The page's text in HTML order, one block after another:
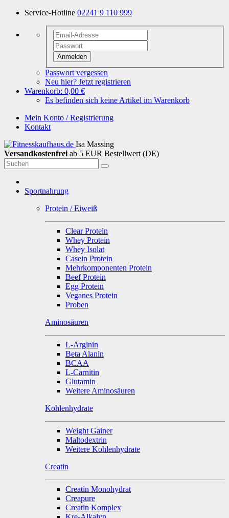
Service-Hotline 02241 9 110 999
Anmelden
Passwort vergessen
Neu hier? Jetzt registrieren
Warenkorb: 0,00 €
Es befinden sich keine Artikel im Warenkorb
Mein Konto / Registrierung
Kontakt
Isa Massing
Versandkostenfrei ab 5 EUR Bestellwert (DE)
Sportnahrung
Protein / Eiweiß
Clear Protein
Whey Protein
Whey Isolat
Casein Protein
Mehrkomponenten Protein
Beef Protein
Egg Protein
Veganes Protein
Proben
Aminosäuren
L-Arginin
Beta Alanin
BCAA
L-Carnitin
Glutamin
Weitere Aminosäuren
Kohlenhydrate
Weight Gainer
Maltodextrin
Weitere Kohlenhydrate
Creatin
Creatin Monohydrat
Creapure
Creatin Komplex